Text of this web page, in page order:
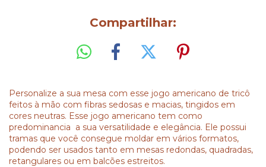
Compartilhar:
Personalize a sua mesa com esse jogo americano de tricô
feitos à mão com fibras sedosas e macias, tingidos em
cores neutras. Esse jogo americano tem como
predominancia a sua versatilidade e elegância. Ele possui
tramas que você consegue moldar em vários formatos,
podendo ser usados tanto em mesas redondas, quadradas,
retangulares ou em balcões estreitos.